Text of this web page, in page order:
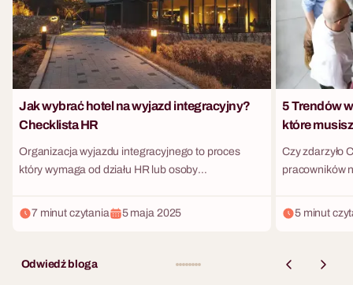
Jak wybrać hotel na wyjazd integracyjny?
Checklista HR
Organizacja wyjazdu integracyjnego to proces
który wymaga od działu HR lub osoby
planowania i analitycznego podejścia. Wybór
na tym etapie może skutkować nie tylko
7 minut czytania 5 maja 2025
5 Trendów
które
Czy zdarzyło
pracowników
na firmowych
"alkohol +
5 minut
Odwiedź bloga